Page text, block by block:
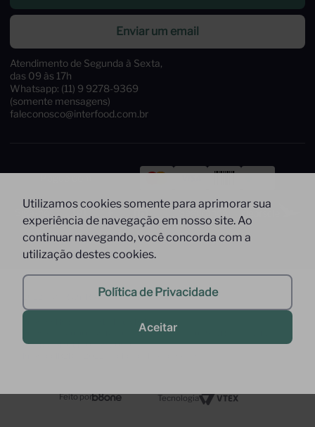
Utilizamos cookies somente para aprimorar sua
experiência de navegação em nosso site. Ao
continuar navegando, você concorda com a
utilização destes cookies.
Política de Privacidade
Aceitar
Enviar um email
Atendimento de Segunda à Sexta,
das 09 às 17h
Whatsapp: (11) 9 9278-9369
(somente mensagens)
faleconosco@interfood.com.br
Segurança
2022 @ All Right Reserved to Interfood Importação
Ltda.
Interfood Importação Ltda. CNPJ Nº
36.357.994/0001-45 Rua Cacique Tibiriça, 320 - São Bernardo do
Campo - SP CEP: 09651-050 -
Feito por Tecnologia